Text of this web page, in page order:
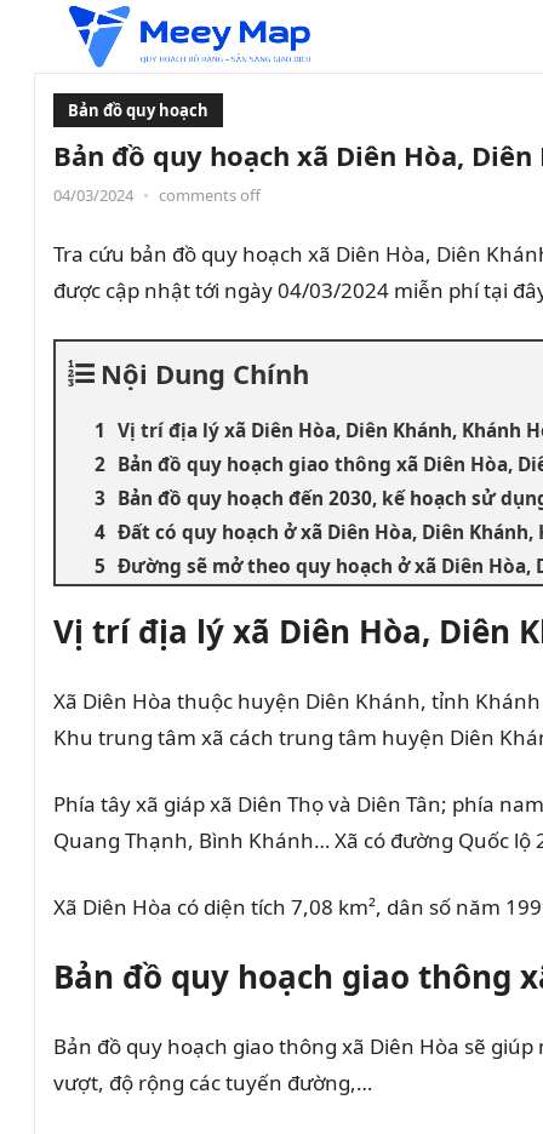
Bản đồ quy hoạch
Bản đồ quy hoạch xã Diên Hòa,
04/03/2024 • comments off
Tra cứu bản đồ quy hoạch xã Diên Hòa, Diên
được cập nhật tới ngày 04/03/2024 miễn phí tại
Nội Dung Chính
Vị trí địa lý xã Diên Hòa, Diên Khánh, Khánh
Bản đồ quy hoạch giao thông xã Diên Hòa,
Bản đồ quy hoạch đến 2030, kế hoạch sử
Đất có quy hoạch ở xã Diên Hòa, Diên Khánh,
Đường sẽ mở theo quy hoạch ở xã Diên Hòa,
Vị trí địa lý xã Diên Hòa, Diên
Xã Diên Hòa thuộc huyện Diên Khánh, tỉnh
Khu trung tâm xã cách trung tâm huyện Diên
Phía tây xã giáp xã Diên Thọ và Diên Tân; phía
Quang Thạnh, Bình Khánh… Xã có đường Quốc lộ
Xã Diên Hòa có diện tích 7,08 km², dân số năm
Bản đồ quy hoạch giao thông
Bản đồ quy hoạch giao thông xã Diên Hòa sẽ
vượt, độ rộng các tuyến đường,…